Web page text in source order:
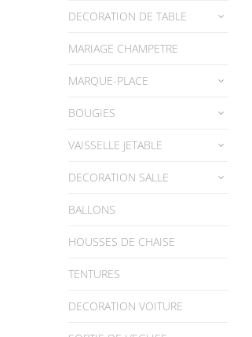
DECORATION DE TABLE
MARIAGE CHAMPETRE
MARQUE-PLACE
BOUGIES
VAISSELLE JETABLE
DECORATION SALLE
BALLONS
HOUSSES DE CHAISE
TENTURES
DECORATION VOITURE